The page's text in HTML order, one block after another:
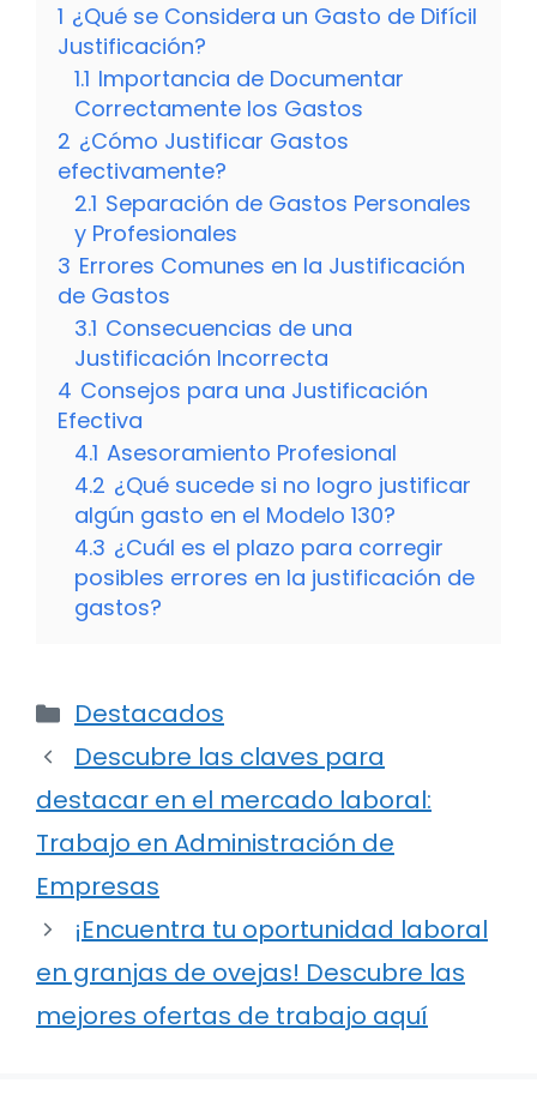
1 ¿Qué se Considera un Gasto de Difícil
Justificación?
1.1 Importancia de Documentar
Correctamente los Gastos
2 ¿Cómo Justificar Gastos
efectivamente?
2.1 Separación de Gastos Personales
y Profesionales
3 Errores Comunes en la Justificación
de Gastos
3.1 Consecuencias de una
Justificación Incorrecta
4 Consejos para una Justificación
Efectiva
4.1 Asesoramiento Profesional
4.2 ¿Qué sucede si no logro justificar
algún gasto en el Modelo 130?
4.3 ¿Cuál es el plazo para corregir
posibles errores en la justificación de
gastos?
Categorías
Destacados
Descubre las claves para
destacar en el mercado laboral:
Trabajo en Administración de
Empresas
¡Encuentra tu oportunidad laboral
en granjas de ovejas! Descubre las
mejores ofertas de trabajo aquí